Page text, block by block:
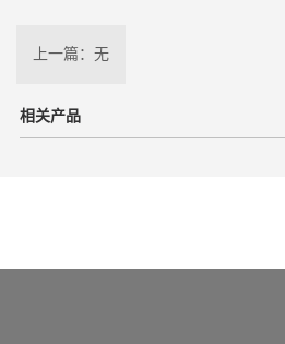
上一篇：无
相关产品